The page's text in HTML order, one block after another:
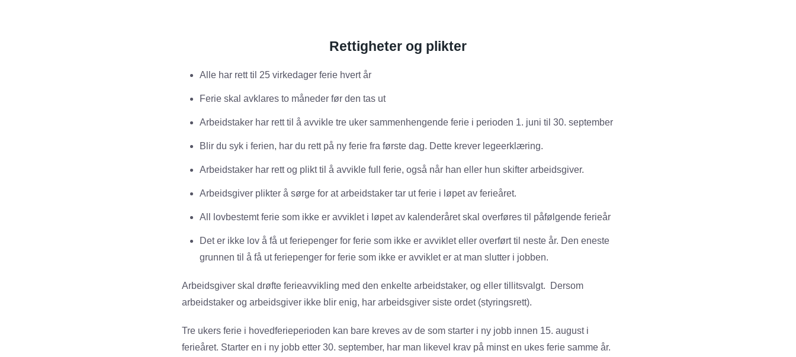
Rettigheter og plikter
Alle har rett til 25 virkedager ferie hvert år
Ferie skal avklares to måneder før den tas ut
Arbeidstaker har rett til å avvikle tre uker sammenhengende ferie i perioden 1. juni til 30. september
Blir du syk i ferien, har du rett på ny ferie fra første dag. Dette krever legeerklæring.
Arbeidstaker har rett og plikt til å avvikle full ferie, også når han eller hun skifter arbeidsgiver.
Arbeidsgiver plikter å sørge for at arbeidstaker tar ut ferie i løpet av ferieåret.
All lovbestemt ferie som ikke er avviklet i løpet av kalenderåret skal overføres til påfølgende ferieår
Det er ikke lov å få ut feriepenger for ferie som ikke er avviklet eller overført til neste år. Den eneste
grunnen til å få ut feriepenger for ferie som ikke er avviklet er at man slutter i jobben.
Arbeidsgiver skal drøfte ferieavvikling med den enkelte arbeidstaker, og eller tillitsvalgt. Dersom
arbeidstaker og arbeidsgiver ikke blir enig, har arbeidsgiver siste ordet (styringsrett).
Tre ukers ferie i hovedferieperioden kan bare kreves av de som starter i ny jobb innen 15. august i
ferieåret. Starter en i ny jobb etter 30. september, har man likevel krav på minst en ukes ferie samme år.